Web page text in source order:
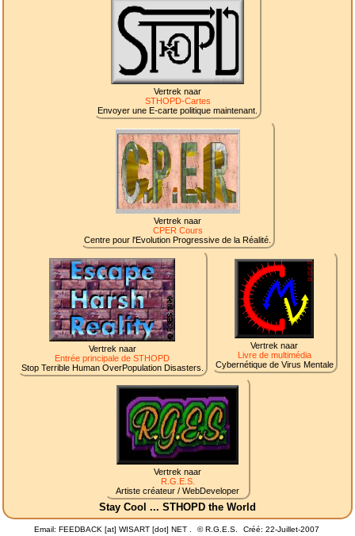
Vertrek naar
STHOPD-Cartes
Envoyer une E-carte politique maintenant.
Vertrek naar
CPER Cours
Centre pour l'Evolution Progressive de la Réalité.
Vertrek naar
Entrée principale de STHOPD
Stop Terrible Human OverPopulation Disasters.
Vertrek naar
Livre de multimédia
Cybernétique de Virus Mentale
Vertrek naar
R.G.E.S.
Artiste créateur / WebDeveloper
Stay Cool ... STHOPD the World
Email: FEEDBACK [at] WISART [dot] NET . ©R.G.E.S.
Créé: 22-Juillet-2007